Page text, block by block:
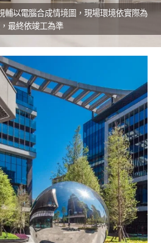
輔以電腦合成情境圖，現場環境依實際為
最終依竣工為準